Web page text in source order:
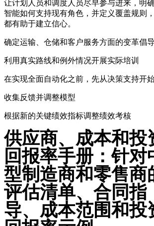
让计划人员和调度人员尽早参与进来，明确
智能如何支持现有角色，并定义覆盖规则
都有助于建立信心。
确定运输、仓储和客户服务方面的变革倡
利用真实路线和例外情况开展实际培训
在实现全面自动化之前，先从决策支持开
收集反馈并调整模型
根据新的关键绩效指标调整绩效考核
供应商、成本和投
回报率手册：针对
型制造商和零售商
评估清单、合同指
导、成本范围和投